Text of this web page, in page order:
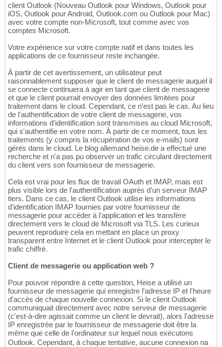
client Outlook (Nouveau Outlook pour Windows, Outlook pour
iOS, Outlook pour Android, Outlook.com ou Outlook pour Mac)
avec votre compte non-Microsoft, tout comme avec vos
comptes Microsoft.
Votre expérience sur votre compte natif et dans toutes les
applications de ce fournisseur reste inchangée.
À partir de cet avertissement, un utilisateur peut
raisonnablement supposer que le client de messagerie auquel il
se connecte continuera à agir en tant que client de messagerie
et que le client pourrait envoyer des données limitées pour
traitement dans le cloud. Cependant, ce n'est pas le cas. Au lieu
de l'authentification de votre client de messagerie, vos
informations d'identification sont transmises au cloud Microsoft,
qui s'authentifie en votre nom. À partir de ce moment, tous les
traitements (y compris la récupération de vos e-mails) sont
gérés dans le cloud. Le blog allemand heise.de a effectué une
recherche et n'a pas pu observer un trafic circulant directement
du client vers son fournisseur de messagerie.
Cela est vrai pour les flux de travail OAuth et IMAP, mais est
plus visible lors de l'authentification auprès d'un serveur IMAP
tiers. Dans ce cas, le client Outlook utilise les informations
d'identification IMAP fournies par votre fournisseur de
messagerie pour accéder à l'application et les transfère
directement vers le cloud de Microsoft via TLS. Les curieux
peuvent reproduire cela en mettant en place un proxy
transparent entre Internet et le client Outlook pour intercepter le
trafic chiffré.
Client de messagerie ou application web ?
Pour pouvoir répondre à cette question, Heise a utilisé un
fournisseur de messagerie qui enregistre l'adresse IP et l'heure
d'accès de chaque nouvelle connexion. Si le client Outlook
communiquait directement avec notre serveur de messagerie
(c'est-à-dire agissait comme un client le devrait), alors l'adresse
IP enregistrée par le fournisseur de messagerie doit être la
même que celle de l'ordinateur sur lequel nous exécutons
Outlook. Cependant, à chaque tentative, aucune connexion na